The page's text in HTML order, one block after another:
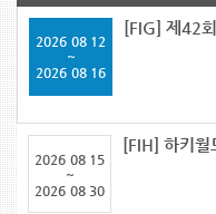
2026 08 12
~
2026 08 16
[FIG] 제42
2026 08 15
~
2026 08 30
[FIH] 하키월